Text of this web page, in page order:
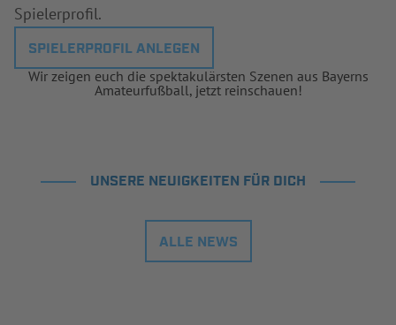
Spielerprofil.
SPIELERPROFIL ANLEGEN
Wir zeigen euch die spektakulärsten Szenen aus Bayerns
Amateurfußball, jetzt reinschauen!
UNSERE NEUIGKEITEN FÜR DICH
ALLE NEWS